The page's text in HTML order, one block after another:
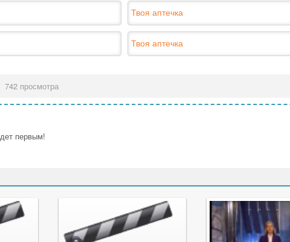
Твоя аптечка
Твоя аптечка
742 просмотра
первым!